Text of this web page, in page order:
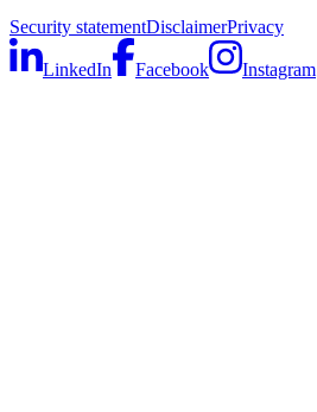
Security statementDisclaimerPrivacy
LinkedIn Facebook Instagram